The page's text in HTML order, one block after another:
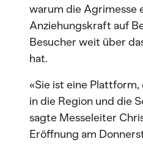
warum die Agrimesse
Anziehungskraft auf
Besucher weit über
hat.
«Sie ist eine
in die Region und die
sagte Messeleiter
Eröffnung am